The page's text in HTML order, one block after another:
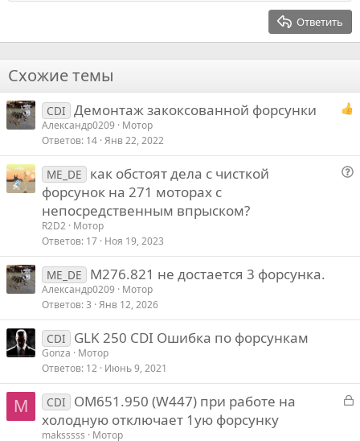
з п
о
т
и
в
22
26
Times New Roman
Verdana
Ответить
Схожие темы
CDI Демонтаж закоксованной форсунки
Александр0209
Мотор
Ответов 14 Янв 22, 2022
В
с
ME_DE
как обстоят дела с чисткой
форсунок на 271 моторах с
непосредственным впрыском?
R2D2 Мотор
Ответов 17 Ноя 19, 2023
ME_DE M276.821 не достается 3 форсунка.
Александр0209
Мотор
Ответов 3 Янв 12, 2026
CDI GLK 250 CDI Ошибка по форсункам
Gonza
Мотор
Ответов 12 Июнь 9, 2021
M
З
CDI
ОМ651.950 (W447) при работе на
холодную отключает 1ую форсунку
maksssss
Мотор